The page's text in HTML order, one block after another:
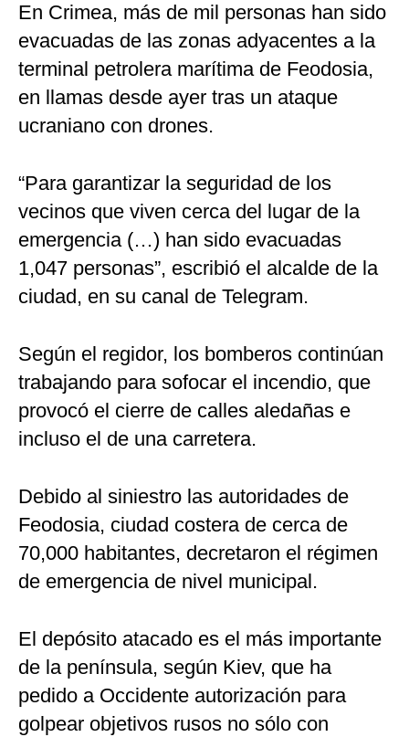
En Crimea, más de mil personas han sido
evacuadas de las zonas adyacentes a la
terminal petrolera marítima de Feodosia,
en llamas desde ayer tras un ataque
ucraniano con drones.
“Para garantizar la seguridad de los
vecinos que viven cerca del lugar de la
emergencia (…) han sido evacuadas
1,047 personas”, escribió el alcalde de la
ciudad, en su canal de Telegram.
Según el regidor, los bomberos continúan
trabajando para sofocar el incendio, que
provocó el cierre de calles aledañas e
incluso el de una carretera.
Debido al siniestro las autoridades de
Feodosia, ciudad costera de cerca de
70,000 habitantes, decretaron el régimen
de emergencia de nivel municipal.
El depósito atacado es el más importante
de la península, según Kiev, que ha
pedido a Occidente autorización para
golpear objetivos rusos no sólo con